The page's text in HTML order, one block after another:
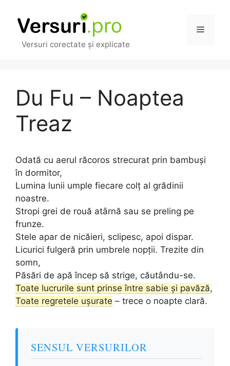
conținut
Versuri corectate și explicate
Meniu
Du Fu – Noaptea
Treaz
Odată cu aerul răcoros strecurat prin bambuși
în dormitor,
Lumina lunii umple fiecare colț al grădinii
noastre.
Stropi grei de rouă atârnă sau se preling pe
frunze.
Stele apar de nicăieri, sclipesc, apoi dispar.
Licurici fulgeră prin umbrele nopții. Trezite din
somn,
Păsări de apă încep să strige, căutându-se.
Toate lucrurile sunt prinse între sabie și pavăză,
Toate regretele ușurate – trece o noapte clară.
SENSUL VERSURILOR